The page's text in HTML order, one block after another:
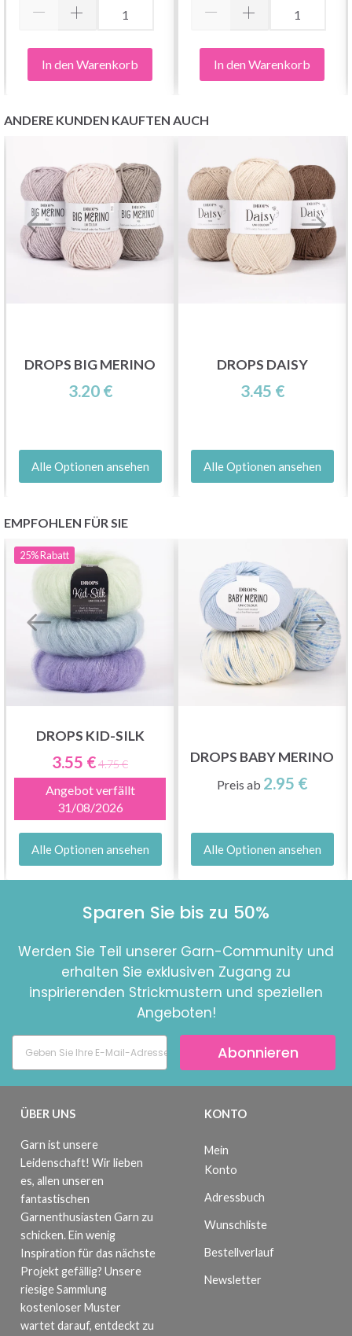
In den Warenkorb In den Warenkorb
ANDERE KUNDEN KAUFTEN AUCH
DROPS BIG MERINO
3.20 €
Alle Optionen ansehen
DROPS DAISY
3.45 €
Alle Optionen ansehen
EMPFOHLEN FÜR SIE
25%Rabatt
DROPS KID-SILK
3.55 €4.75 €
Angebot verfällt
31/08/2026
Alle Optionen ansehen
DROPS BABY MERINO
Preis ab 2.95 €
Alle Optionen ansehen
Sparen Sie bis zu 50%
Werden Sie Teil unserer Garn-Community und
erhalten Sie exklusiven Zugang zu
inspirierenden Strickmustern und speziellen
Angeboten!
Abonnieren
ÜBER UNS
Garn ist unsere
Leidenschaft! Wir lieben
es, allen unseren
fantastischen
Garnenthusiasten Garn zu
schicken. Ein wenig
Inspiration für das nächste
Projekt gefällig? Unsere
riesige Sammlung
kostenloser Muster
wartet darauf, entdeckt zu
KONTO
Mein
Konto
Adressbuch
Wunschliste
Bestellverlauf
Newsletter